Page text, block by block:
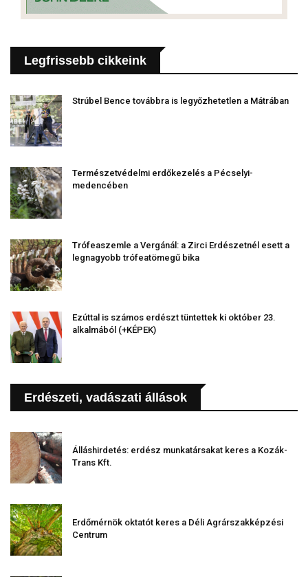
Legfrissebb cikkeink
Strúbel Bence továbbra is legyőzhetetlen a Mátrában
Természetvédelmi erdőkezelés a Pécselyi-
medencében
Trófeaszemle a Vergánál: a Zirci Erdészetnél esett a
legnagyobb trófeatömegű bika
Ezúttal is számos erdészt tüntettek ki október 23.
alkalmából (+KÉPEK)
Erdészeti, vadászati állások
Álláshirdetés: erdész munkatársakat keres a Kozák-
Trans Kft.
Erdőmérnök oktatót keres a Déli Agrárszakképzési
Centrum